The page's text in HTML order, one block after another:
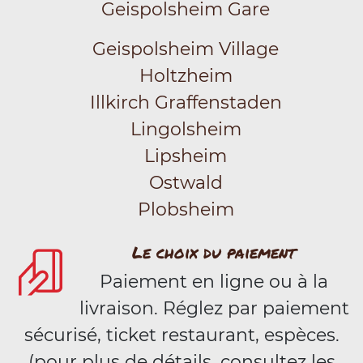
Geispolsheim Gare
Geispolsheim Village
Holtzheim
Illkirch Graffenstaden
Lingolsheim
Lipsheim
Ostwald
Plobsheim
Le choix du paiement
Paiement en ligne ou à la
livraison. Réglez par paiement
sécurisé, ticket restaurant, espèces.